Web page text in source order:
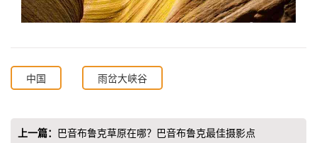
中国 雨岔大峡谷
上一篇： 巴音布鲁克草原在哪？巴音布鲁克最佳摄影点